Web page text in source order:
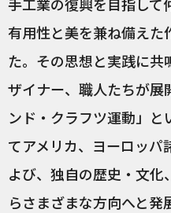
有用性と美を兼ね備えた
た。その思想と実践に
ザイナー、職人たちが展
ンド・クラフツ運動」
てアメリカ、ヨーロッパ
よび、独自の歴史・文
らさまざまな方向へと発